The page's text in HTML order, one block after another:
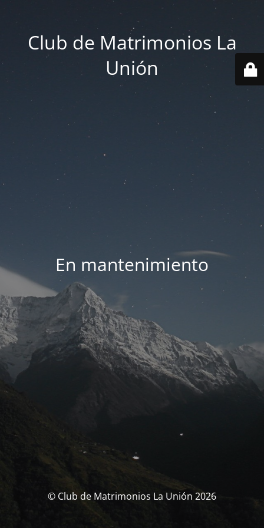
Club de Matrimonios La
Unión
En mantenimiento
© Club de Matrimonios La Unión 2026